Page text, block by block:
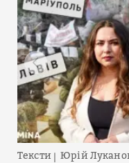
Тексти Юрій